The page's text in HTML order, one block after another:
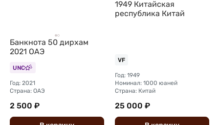
Банкнота 50 дирхам
2021 ОАЭ
UNC
Год: 2021
Страна: ОАЭ
2 500 ₽
1949 Китайская
республика Китай
VF
Год: 1949
Номинал: 1000 юаней
Страна: Китай
25 000 ₽